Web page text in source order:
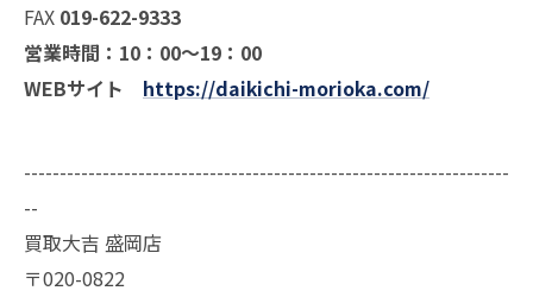
FAX 019-622-9333
営業時間：10：00～19：00
WEBサイト https://daikichi-morioka.com/
--------------------------------------------------------------------
--
買取大吉 盛岡店
〒020-0822